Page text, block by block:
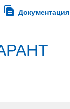
Документация